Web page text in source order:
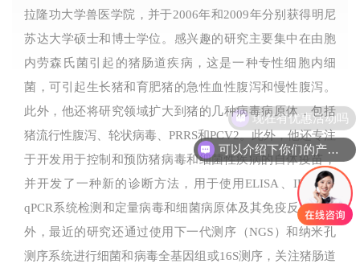
拉隆功大学兽医学院，并于2006年和2009年分别获得明尼
苏达大学硕士和博士学位。感兴趣的研究主要集中在由胞
内劳森氏菌引起的猪肠道疾病，这是一种专性细胞内细
菌，可引起生长猪和育肥猪的急性血性腹泻和慢性腹泻。
此外，他还将研究领域扩大到猪的几种病毒病原体，包括
猪流行性腹泻、轮状病毒、PRRS和PCV2。此外，他还专注
于开发用于控制和预防猪病毒和细菌性疾病的自体疫苗，
并开发了一种新的诊断方法，用于使用ELISA、IPMA和
qPCR系统检测和定量病毒和细菌病原体及其免疫反应。此
外，最近的研究还通过使用下一代测序（NGS）和纳米孔
测序系统进行细菌和病毒全基因组或16S测序，关注猪肠道
可以介绍下你们的产品么
现在有优惠活动吗